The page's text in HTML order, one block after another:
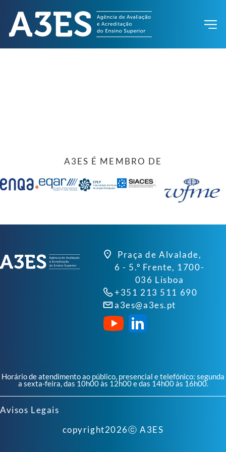
A3ES É MEMBRO DE
Praça de Alvalade,
6 - 5.º Frente, 1700-
036 Lisboa
+351 213 511 690
a3es@a3es.pt
Horário de atendimento ao público, presencial e telefónico: segunda
a sexta-feira, das 10h00 às 12h00 e das 14h00 às 16h00.
Avisos Legais
copyright2026ⓒ A3ES